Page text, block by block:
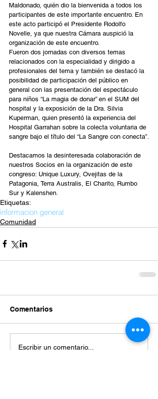
Maldonado, quién dio la bienvenida a todos los
participantes de este importante encuentro. En
este acto participó el Presidente Rodolfo
Novelle, ya que nuestra Cámara auspició la
organización de este encuentro.
Fueron dos jornadas con diversos temas
relacionados con la especialidad y dirigido a
profesionales del tema y también se destacó la
posibilidad de participación del público en
general con las presentación del espectáculo
para niños “La magia de donar” en el SUM del
hospital y la exposición de la Dra. Silvia
Kuperman, quien presentó la experiencia del
Hospital Garrahan sobre la colecta voluntaria de
sangre bajo el título del “La Sangre con conecta”.
Destacamos la desinteresada colaboración de
nuestros Socios en la organización de este
congreso: Unique Luxury, Ovejitas de la
Patagonia, Terra Australis, El Charito, Rumbo
Sur y Kalenshen.
Etiquetas:
informacion general
Comunidad
Comentarios
Escribir un comentario...